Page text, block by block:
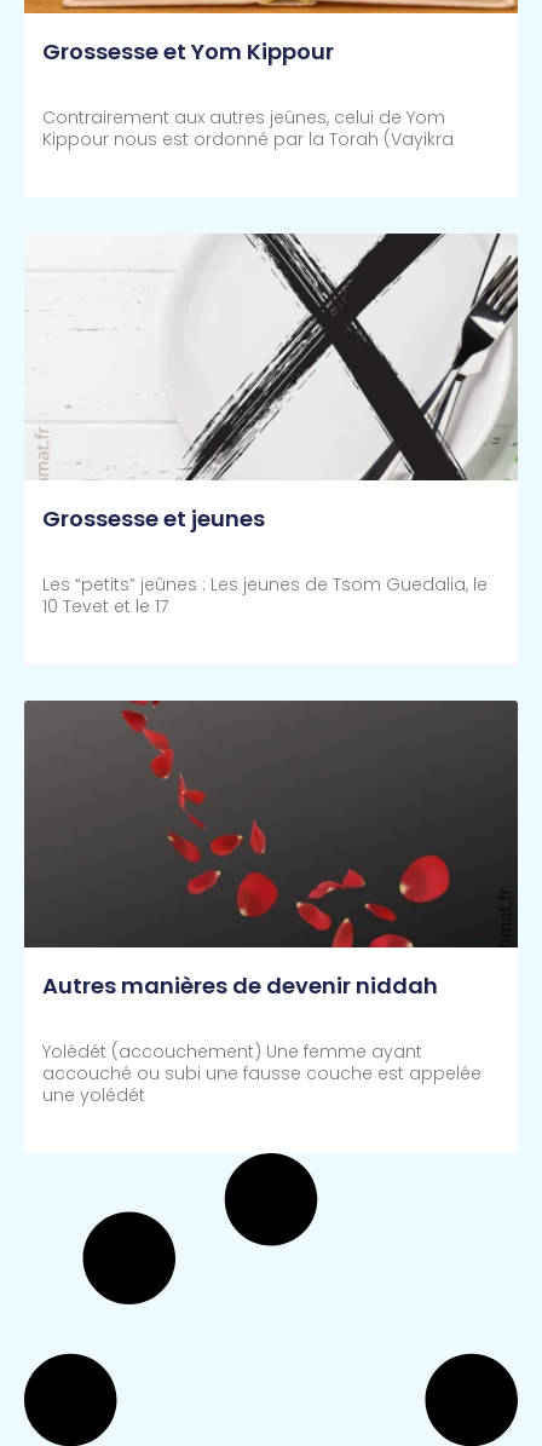
Grossesse et Yom Kippour
Contrairement aux autres jeûnes, celui de Yom
Kippour nous est ordonné par la Torah (Vayikra
Grossesse et jeunes
Les “petits” jeûnes : Les jeunes de Tsom Guedalia, le
10 Tevet et le 17
Autres manières de devenir niddah
Yolédét (accouchement) Une femme ayant
accouché ou subi une fausse couche est appelée
une yolédét